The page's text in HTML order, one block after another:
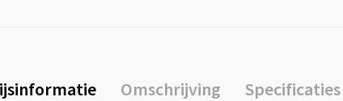
Omschrijving Specificaties